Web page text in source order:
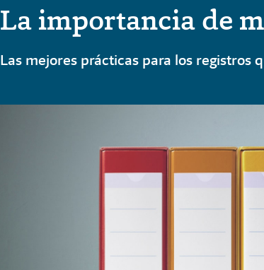
La importancia de
Las mejores prácticas para los registros